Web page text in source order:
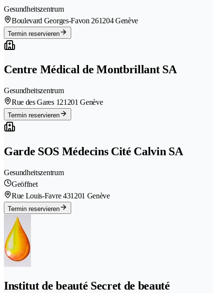
Gesundheitszentrum
Boulevard Georges-Favon 261204 Genève
Termin reservieren
Centre Médical de Montbrillant SA
Gesundheitszentrum
Rue des Gares 121201 Genève
Termin reservieren
Garde SOS Médecins Cité Calvin SA
Gesundheitszentrum
Geöffnet
Rue Louis-Favre 431201 Genève
Termin reservieren
Institut de beauté Secret de beauté